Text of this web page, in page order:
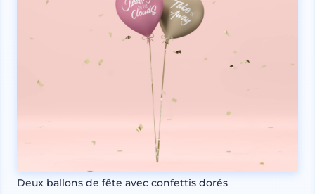
Deux ballons de fête avec confettis dorés